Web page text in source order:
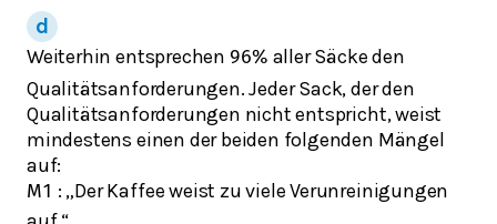
Weiterhin entsprechen 96% aller Säcke den
Qualitätsanforderungen. Jeder Sack, der den
Qualitätsanforderungen nicht entspricht, weist
mindestens einen der beiden folgenden Mängel
auf:
M1 : „Der Kaffee weist zu viele Verunreinigungen